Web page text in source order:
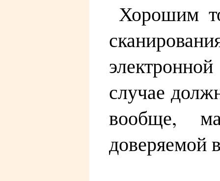
Хорошим
случае
вообще,
доверяемой